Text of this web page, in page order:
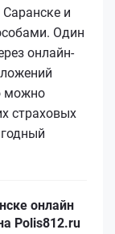
и
Один
онлайн-
можно
страховых
онлайн
Polis812.ru